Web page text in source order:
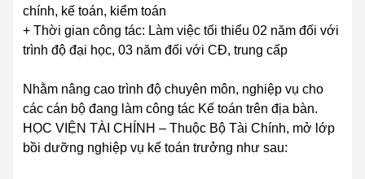
chính, kế toán, kiểm toán
+ Thời gian công tác: Làm việc tối thiểu 02 năm đối với
trình độ đại học, 03 năm đối với CĐ, trung cấp
Nhằm nâng cao trình độ chuyên môn, nghiệp vụ cho
các cán bộ đang làm công tác Kế toán trên địa bàn.
HỌC VIỆN TÀI CHÍNH – Thuộc Bộ Tài Chính, mở lớp
bồi dưỡng nghiệp vụ kế toán trưởng như sau: